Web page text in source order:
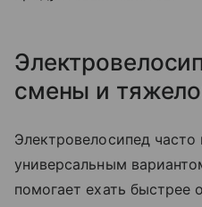
смены и
Электровелосипед
универсальным
помогает ехать быстрее